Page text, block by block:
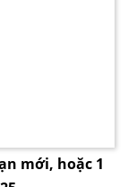
mới, hoặc 1